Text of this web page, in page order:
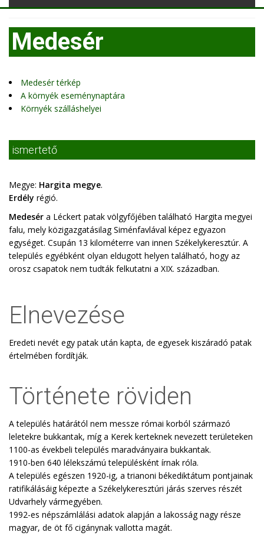
Romana
Medesér
Medesér térkép
A környék eseménynaptára
Környék szálláshelyei
ismertető
Megye: Hargita megye.
Erdély régió.
Medesér a Léckert patak völgyfőjében található Hargita megyei
falu, mely közigazgatásilag Siménfavlával képez egyazon
egységet. Csupán 13 kilométerre van innen Székelykeresztúr. A
település egyébként olyan eldugott helyen található, hogy az
orosz csapatok nem tudták felkutatni a XIX. században.
Elnevezése
Eredeti nevét egy patak után kapta, de egyesek kiszáradó patak
értelmében fordítják.
Története röviden
A település határától nem messze római korból származó
leletekre bukkantak, míg a Kerek kerteknek nevezett területeken
1100-as évekbeli település maradványaira bukkantak.
1910-ben 640 lélekszámú településként írnak róla.
A település egészen 1920-ig, a trianoni békediktátum pontjainak
ratifikálásáig képezte a Székelykeresztúri járás szerves részét
Udvarhely vármegyében.
1992-es népszámlálási adatok alapján a lakosság nagy része
magyar, de öt fő cigánynak vallotta magát.